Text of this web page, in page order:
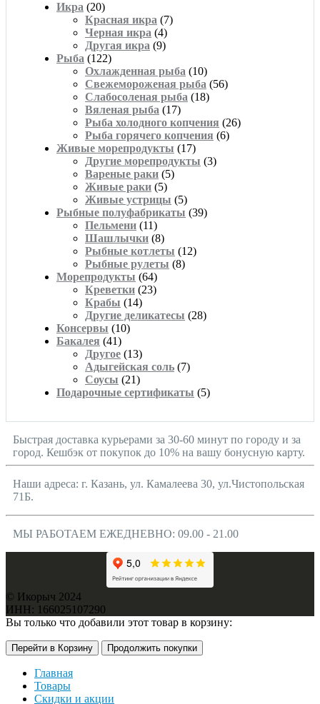
Икра (20)
Красная икра (7)
Черная икра (4)
Другая икра (9)
Рыба (122)
Охлажденная рыба (10)
Свежемороженая рыба (56)
Слабосоленая рыба (18)
Вяленая рыба (17)
Рыба холодного копчения (26)
Рыба горячего копчения (6)
Живые морепродукты (17)
Другие морепродукты (3)
Вареные раки (5)
Живые раки (5)
Живые устрицы (5)
Рыбные полуфабрикаты (39)
Пельмени (11)
Шашлычки (8)
Рыбные котлеты (12)
Рыбные рулеты (8)
Морепродукты (64)
Креветки (23)
Крабы (14)
Другие деликатесы (28)
Консервы (10)
Бакалея (41)
Другое (13)
Адыгейская соль (7)
Соусы (21)
Подарочные сертификаты (5)
Быстрая доставка курьерами за 30-60 минут по городу и за
город. Кешбэк от покупок до 10% на вашу бонусную карту.
Наши адреса: г. Казань, ул. Камалеева 30, ул.Чистопольская
71Б.
МЫ РАБОТАЕМ ЕЖЕДНЕВНО: 09.00 - 21.00
© Икорыч 2024
ИНН: 166025107290
Вы только что добавили этот товар в корзину:
Перейти в Корзину Продолжить покупки
Главная
Товары
Скидки и акции